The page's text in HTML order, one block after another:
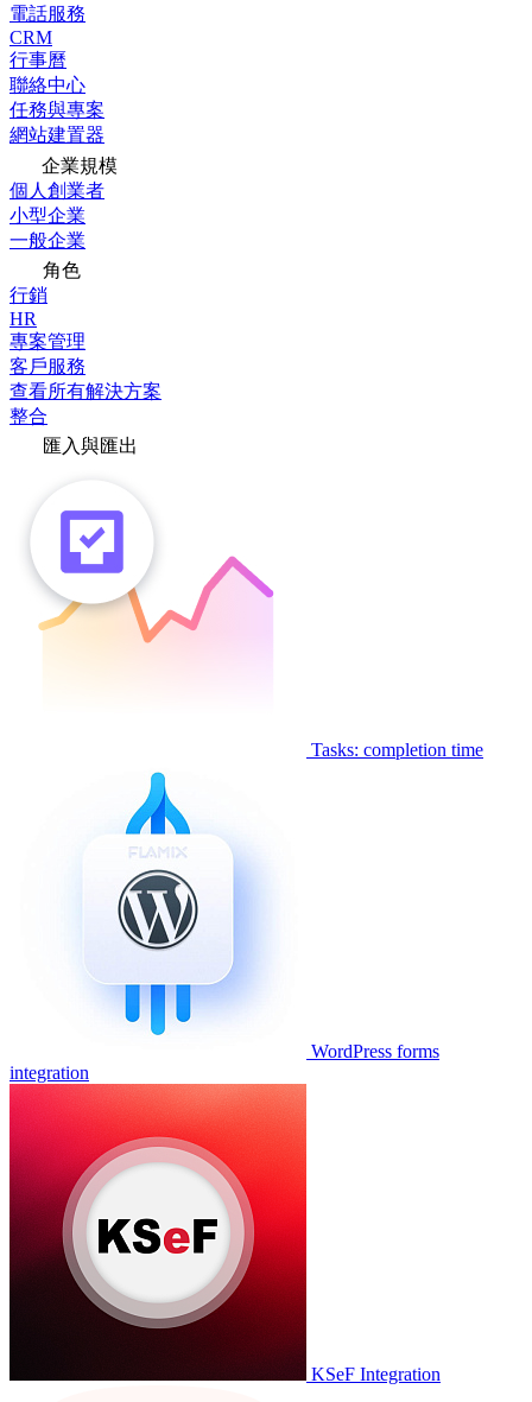
電話服務
CRM
行事曆
聯絡中心
任務與專案
網站建置器
企業規模
個人創業者
小型企業
一般企業
角色
行銷
HR
專案管理
客戶服務
查看所有解決方案
整合
匯入與匯出
Tasks: completion time
WordPress forms
integration
KSeF Integration